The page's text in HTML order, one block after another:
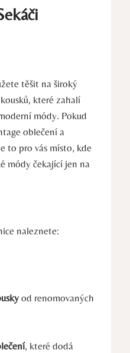
těšit na široký
které zahalí
módy. Pokud
oblečení a
to pro vás místo, kde
módy čekající jen na
naleznete:
od renomovaných
, které dodá